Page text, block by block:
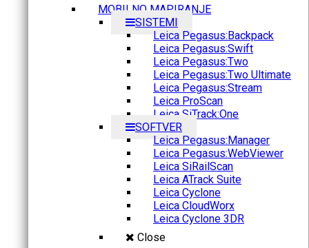
MOBILNO MAPIRANJE
SISTEMI
Leica Pegasus:Backpack
Leica Pegasus:Swift
Leica Pegasus:Two
Leica Pegasus:Two Ultimate
Leica Pegasus:Stream
Leica ProScan
Leica SiTrack:One
SOFTVER
Leica Pegasus:Manager
Leica Pegasus:WebViewer
Leica SiRailScan
Leica ATrack Suite
Leica Cyclone
Leica CloudWorx
Leica Cyclone 3DR
Close